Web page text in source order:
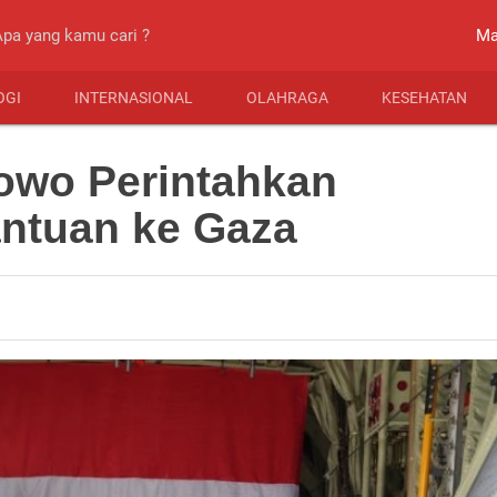
INTERNASIONAL OLAHRAGA KESEHATAN
Perintahkan
ke Gaza